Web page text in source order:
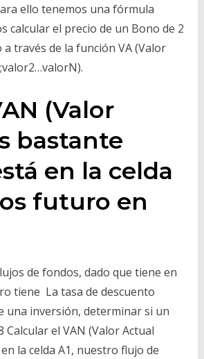
ello tenemos una fórmula
calcular el precio de un Bono de 2
través de la función VA (Valor
(Valor
bastante
en la celda
futuro en
de fondos, dado que tiene en
tiene La tasa de descuento
una inversión, determinar si un
el VAN (Valor Actual
la celda A1, nuestro flujo de